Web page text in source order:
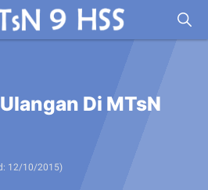
Di MTsN
12/10/2015)